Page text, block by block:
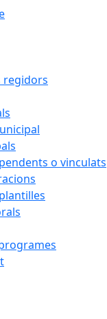
regidors
o vinculats